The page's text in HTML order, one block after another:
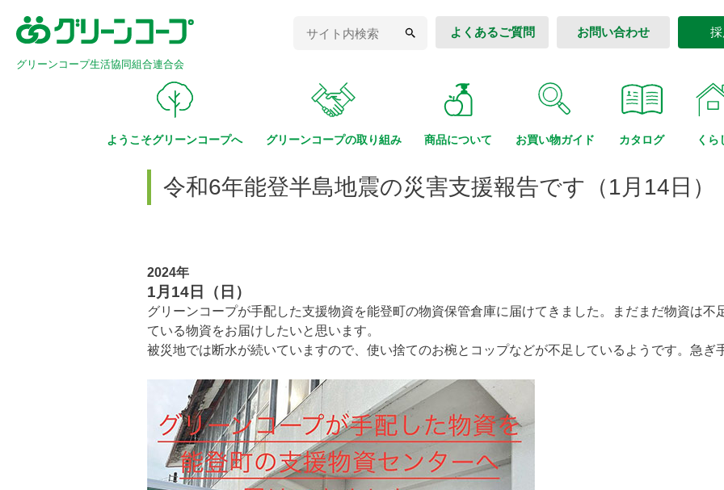
グリーンコープ生活協同組合連合会
よくあるご質問 お問い合わせ
ようこそグリーンコープへ グリーンコープの取り組み 商品について お買い物ガイド カタログ くら
令和6年能登半島地震の災害支援報告です（1月14日）
2024年
1月14日（日）
グリーンコープが手配した支援物資を能登町の物資保管倉庫に届けてきました。まだまだ物資は不
ている物資をお届けしたいと思います。
被災地では断水が続いていますので、使い捨てのお椀とコップなどが不足しているようです。急ぎ